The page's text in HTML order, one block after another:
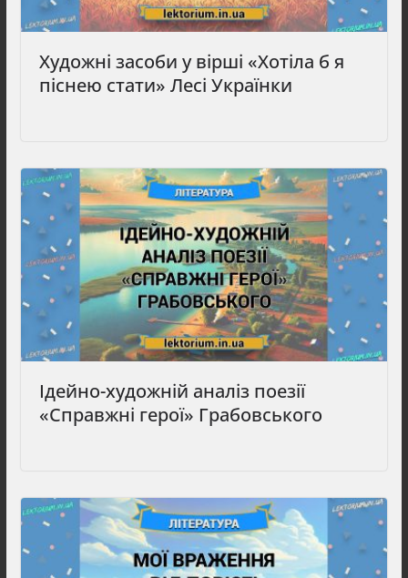
Художні засоби у вірші «Хотіла б я
піснею стати» Лесі Українки
Ідейно-художній аналіз поезії
«Справжні герої» Грабовського